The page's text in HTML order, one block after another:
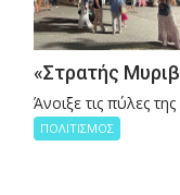
«Στρατής
Άνοιξε τις πύλες
ΠΟΛΙΤΙΣΜΟΣ